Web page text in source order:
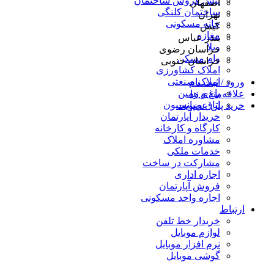
ساختمان کلنگی
خانه مسکونی
مغازه
ویلا
وام مسکن
املاک کشاورزی
املاک صنعتی
باغ و زمین
اتاق و پانسیون
خریدار آپارتمان
کارگاه و کارخانه
مشاوره املاک
خدمات ملکی
مشارکت در ساخت
اجاره اداری
فروش آپارتمان
اجاره واحد مسکونی
ارتباط
خریدار خط تلفن
لوازم موبایل
نرم افزار موبایل
گوشی موبایل
اصفهان
تهران
کیش
بندر عباس
خراسان رضوی
خراسان جنوبی
ورود / ثبت نام
علاقه‌مندی ها
خرید پلن عضویت